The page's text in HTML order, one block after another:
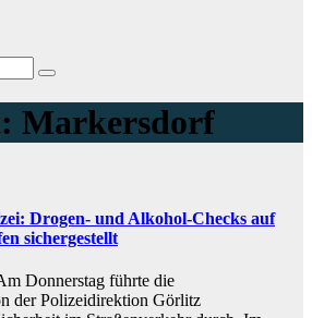
Markersdorf
Drogen- und Alkohol-Checks auf
sichergestellt
Donnerstag führte die
der Polizeidirektion Görlitz